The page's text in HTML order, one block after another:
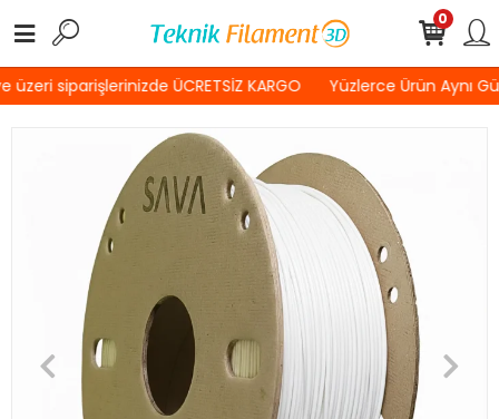
siparişlerinizde ÜCRETSİZ KARGO Yüzlerce Ürün Aynı
0